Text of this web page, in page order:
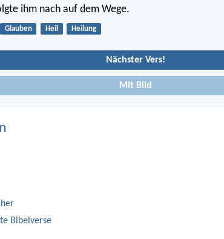
ihm nach auf dem Wege.
Glauben Heil Heilung
Nächster Vers!
Mit Bild
Bibelverse